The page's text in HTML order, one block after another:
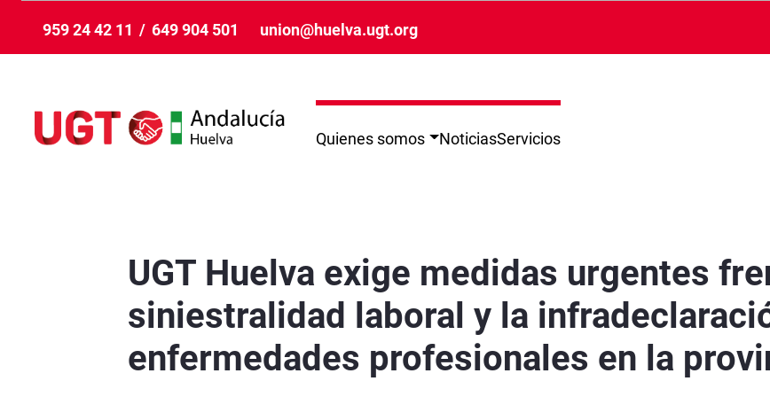
959 24 42 11 / 649 904 501 union@huelva.ugt.org
Quienes somos NoticiasServicios
UGT Huelva exige medidas urgentes
siniestralidad laboral y la
enfermedades profesionales en la